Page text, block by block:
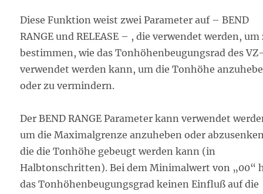
Diese Funktion weist zwei Parameter auf – BEND
RANGE und RELEASE – , die verwendet werden, um
bestimmen, wie das Tonhöhenbeugungsrad des
verwendet werden kann, um die Tonhöhe
oder zu vermindern.
Der BEND RANGE Parameter kann verwendet
um die Maximalgrenze anzuheben oder
die die Tonhöhe gebeugt werden kann (in
Halbtonschritten). Bei dem Minimalwert von „00“
das Tonhöhenbeugungsgrad keinen Einfluß auf die